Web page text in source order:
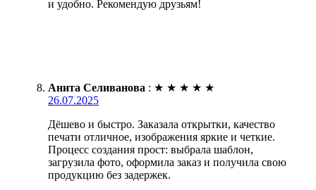
и удобно. Рекомендую друзьям!
Анита Селиванова : ★ ★ ★ ★ ★
26.07.2025
Дёшево и быстро. Заказала открытки, качество
печати отличное, изображения яркие и четкие.
Процесс создания прост: выбрала шаблон,
загрузила фото, оформила заказ и получила свою
продукцию без задержек.